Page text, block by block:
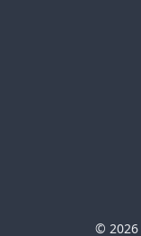
© 2026